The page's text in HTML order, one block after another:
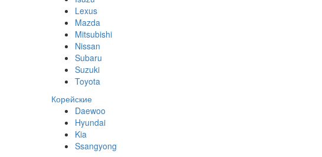
Lexus
Mazda
Mitsubishi
Nissan
Subaru
Suzuki
Toyota
Корейские
Daewoo
Hyundai
Kia
Ssangyong